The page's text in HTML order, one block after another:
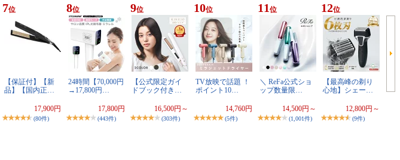
7位
【保証付】【新
品】【国内正…
17,900円
(80件)
8位
24時間【70,000円
→17,800円…
17,800円
(443件)
9位
【公式限定ガイ
ドブック付き…
16,500円～
(303件)
10位
TV放映で話題 ！
ポイント10…
14,760円
(5件)
11 位
＼ ReFa公式ショ
ップ数量限…
14,500円～
(1,001件)
12位
【最高峰の剃り
心地】シェー…
12,800円～
(9件)